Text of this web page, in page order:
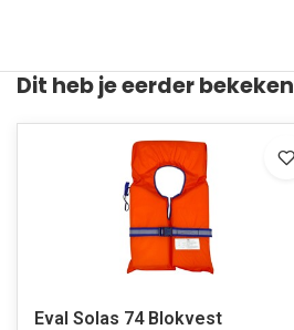
Dit heb je eerder bekeken
Eval Solas 74 Blokvest